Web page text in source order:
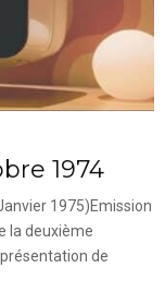
1974
1975)Emission
la deuxième
de